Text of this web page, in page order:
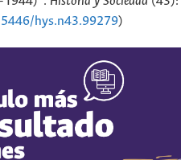
hys.n43.99279)